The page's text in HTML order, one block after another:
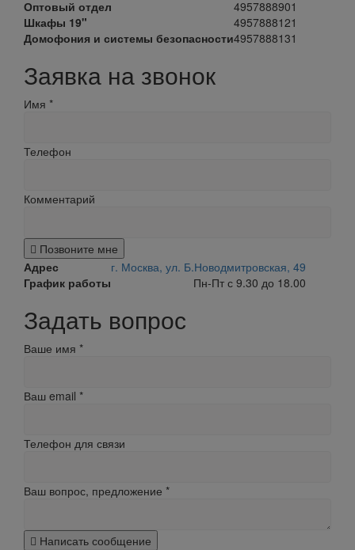
Оптовый отдел
4957888901
Шкафы 19"
4957888121
Домофония и системы безопасности4957888131
Заявка на звонок
Имя *
Телефон
Комментарий
Позвоните мне
Адрес
г. Москва, ул. Б.Новодмитровская, 49
График работы
Пн-Пт с 9.30 до 18.00
Задать вопрос
Ваше имя *
Ваш email *
Телефон для связи
Ваш вопрос, предложение *
Написать сообщение